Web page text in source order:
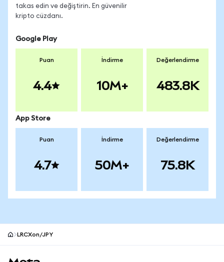
takas edin ve değiştirin. En güvenilir
kripto cüzdanı.
Google Play
Puan
4.4
İndirme
10M+
Değerlendirme
483.8K
App Store
Puan
4.7
İndirme
50M+
Değerlendirme
75.8K
LRCXon/JPY